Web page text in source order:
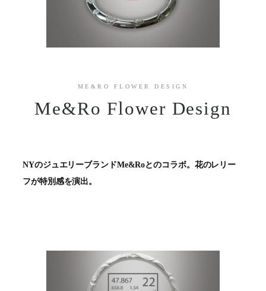
ME&RO FLOWER DESIGN
Me&Ro Flower Design
NYのジュエリーブランドMe&Roとのコラボ。花のレリー
フが特別感を演出。